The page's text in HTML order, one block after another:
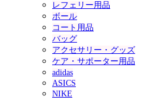
レフェリー用品
ボール
コート用品
バッグ
アクセサリー・グッズ
ケア・サポーター用品
adidas
ASICS
NIKE